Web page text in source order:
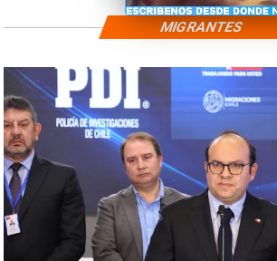
MIGRANTES